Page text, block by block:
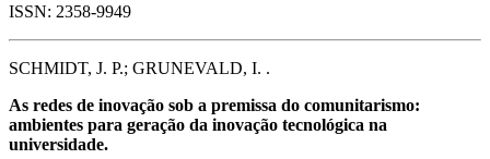
ISSN: 2358-9949
SCHMIDT, J. P.; GRUNEVALD, I. .
As redes de inovação sob a premissa do comunitarismo:
ambientes para geração da inovação tecnológica na
universidade.